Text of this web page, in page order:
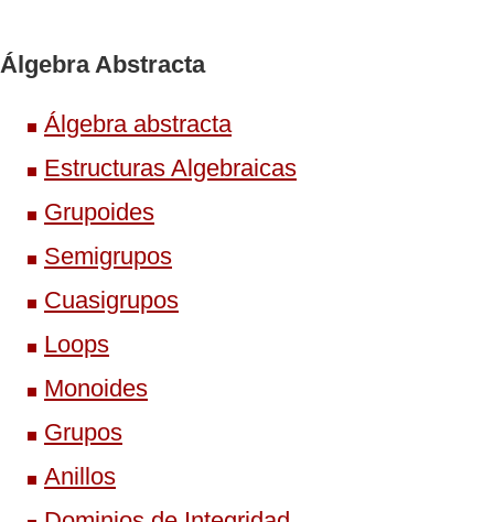
Álgebra Abstracta
Álgebra abstracta
Estructuras Algebraicas
Grupoides
Semigrupos
Cuasigrupos
Loops
Monoides
Grupos
Anillos